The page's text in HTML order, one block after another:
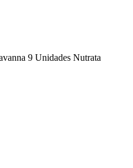
9 Unidades Nutrata